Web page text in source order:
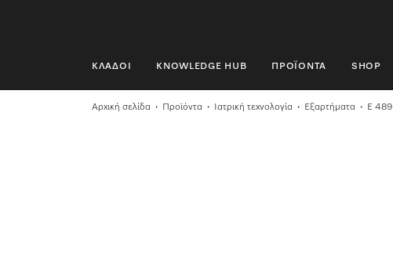
ΚΛΆΔΟΙ KNOWLEDGE HUB ΠΡΟΪΌΝΤΑ SHOP
ΚΛΆΔΟΙ
Αρχική σελίδα Προϊόντα Ιατρική τεχνολογία Εξαρτήματα E 489